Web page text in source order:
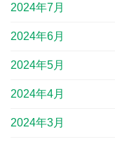
2024年7月
2024年6月
2024年5月
2024年4月
2024年3月